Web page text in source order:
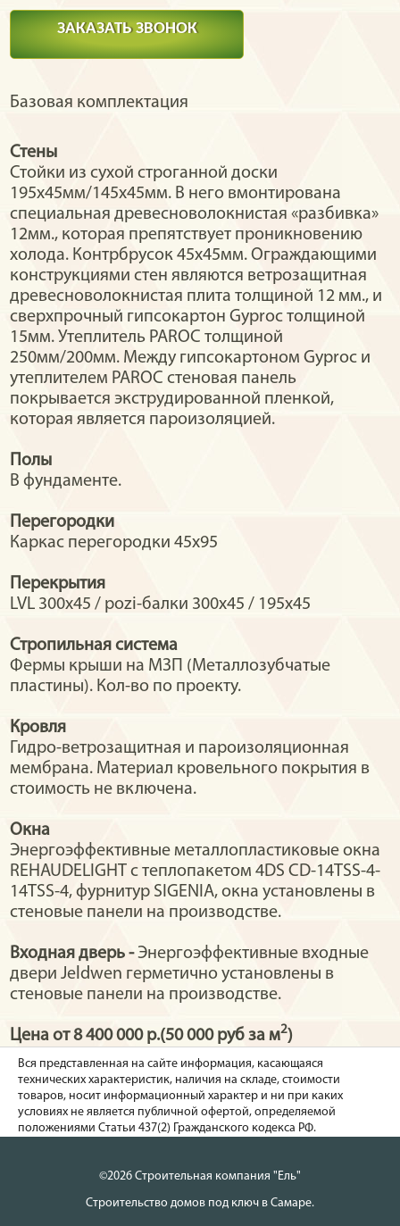
ЗАКАЗАТЬ ЗВОНОК
Базовая комплектация
Стены
Стойки из сухой строганной доски
195х45мм/145x45мм. В него вмонтирована
специальная древесноволокнистая «разбивка»
12мм., которая препятствует проникновению
холода. Контрбрусок 45х45мм. Ограждающими
конструкциями стен являются ветрозащитная
древесноволокнистая плита толщиной 12 мм., и
сверхпрочный гипсокартон Gyproc толщиной
15мм. Утеплитель PAROC толщиной
250мм/200мм. Между гипсокартоном Gyproc и
утеплителем PAROC стеновая панель
покрывается экструдированной пленкой,
которая является пароизоляцией.
Полы
В фундаменте.
Перегородки
Каркас перегородки 45х95
Перекрытия
LVL 300x45 / pozi-балки 300х45 / 195х45
Стропильная система
Фермы крыши на МЗП (Металлозубчатые
пластины). Кол-во по проекту.
Кровля
Гидро-ветрозащитная и пароизоляционная
мембрана. Материал кровельного покрытия в
стоимость не включена.
Окна
Энергоэффективные металлопластиковые окна
REHAUDELIGHT с теплопакетом 4DS CD-14TSS-4-
14TSS-4, фурнитур SIGENIA, окна установлены в
стеновые панели на производстве.
Входная дверь -Энергоэффективные входные
двери Jeldwen герметично установлены в
стеновые панели на производстве.
Цена от 8 400 000 р.(50 000 руб за м2)
Вся представленная на сайте информация, касающаяся
технических характеристик, наличия на складе, стоимости
товаров, носит информационный характер и ни при каких
условиях не является публичной офертой, определяемой
положениями Статьи 437(2) Гражданского кодекса РФ.
©2026 Строительная компания "Ель"
Строительство домов под ключ в Самаре.